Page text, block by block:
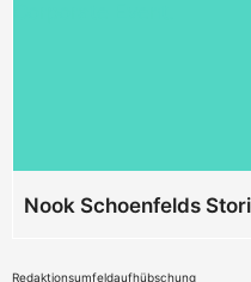
Nook Schoenfelds
Redaktionsumfeldaufhübschung